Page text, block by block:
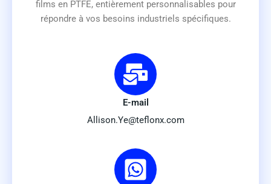
films en PTFE, entièrement personnalisables pour
répondre à vos besoins industriels spécifiques.
E-mail
Allison.Ye@teflonx.com